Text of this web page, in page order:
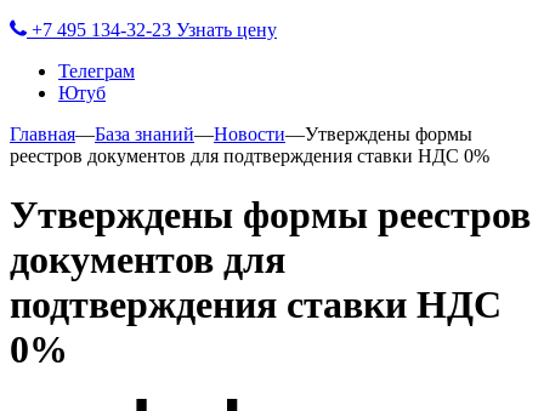
+7 495 134-32-23 Узнать цену
Телеграм
Ютуб
Главная—База знаний—Новости—Утверждены формы
реестров документов для подтверждения ставки НДС 0%
Утверждены формы реестров
документов для
подтверждения ставки НДС
0%